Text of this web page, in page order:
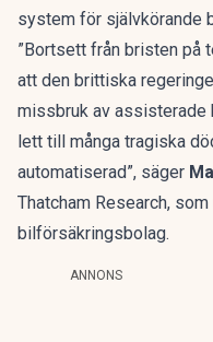
system för självkörande
”Bortsett från bristen på
att den brittiska
missbruk av assisterade
lett till många tragiska
automatiserad”, säger
Thatcham Research,
bilförsäkringsbolag.
ANNONS